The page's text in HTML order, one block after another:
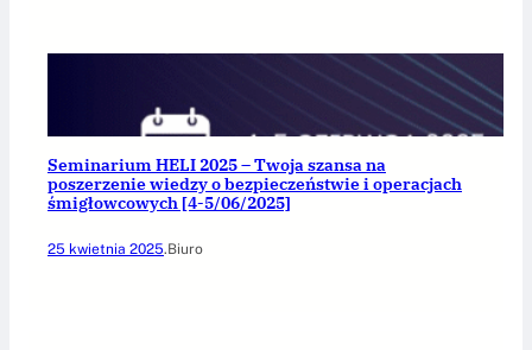
Seminarium HELI 2025 – Twoja szansa na
poszerzenie wiedzy o bezpieczeństwie i operacjach
śmigłowcowych [4-5/06/2025]
25 kwietnia 2025.Biuro